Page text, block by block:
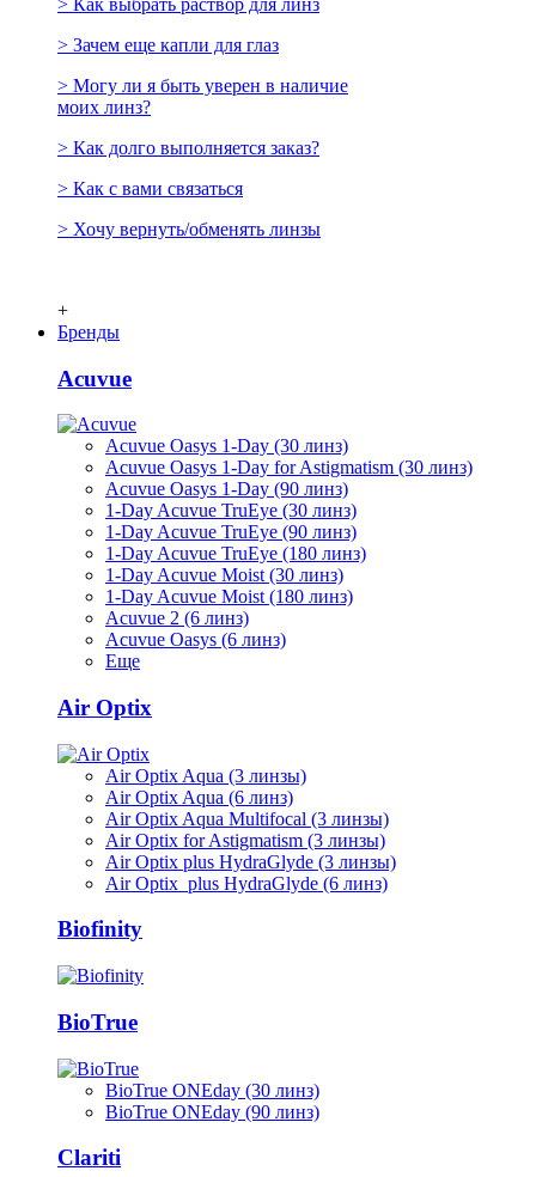
> Зачем еще капли для глаз
> Могу ли я быть уверен в наличие
моих линз?
> Как долго выполняется заказ?
> Как с вами связаться
> Хочу вернуть/обменять линзы
+
Бренды
Acuvue
Acuvue Oasys 1-Day (30 линз)
Acuvue Oasys 1-Day for Astigmatism (30 линз)
Acuvue Oasys 1-Day (90 линз)
1-Day Acuvue TruEye (30 линз)
1-Day Acuvue TruEye (90 линз)
1-Day Acuvue TruEye (180 линз)
1-Day Acuvue Moist (30 линз)
1-Day Acuvue Moist (180 линз)
Acuvue 2 (6 линз)
Acuvue Oasys (6 линз)
Еще
Air Optix
Air Optix Aqua (3 линзы)
Air Optix Aqua (6 линз)
Air Optix Aqua Multifocal (3 линзы)
Air Optix for Astigmatism (3 линзы)
Air Optix plus HydraGlyde (3 линзы)
Air Optix plus HydraGlyde (6 линз)
Biofinity
BioTrue
BioTrue ONEday (30 линз)
BioTrue ONEday (90 линз)
Clariti